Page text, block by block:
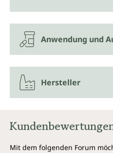
Anwendung und
Hersteller
Mit dem folgenden Forum